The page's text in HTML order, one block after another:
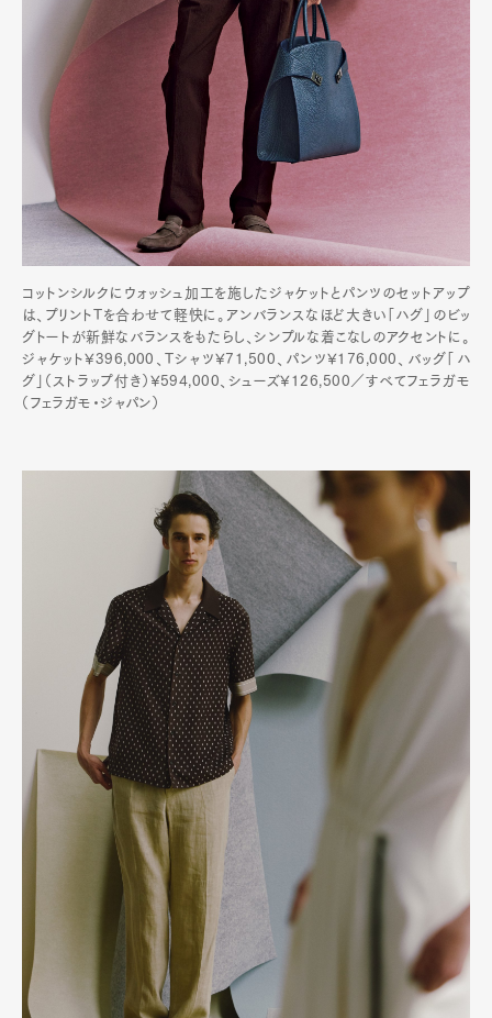
コットンシルクにウォッシュ加工を施したジャケットとパンツのセットアップ
は、プリントTを合わせて軽快に。アンバランスなほど大きい「ハグ」のビッ
グトートが新鮮なバランスをもたらし、シンプルな着こなしのアクセントに。
ジャケット¥396,000、Tシャツ¥71,500、パンツ¥176,000、バッグ「ハ
グ」（ストラップ付き）¥594,000、シューズ¥126,500／すべてフェラガモ
（フェラガモ・ジャパン）